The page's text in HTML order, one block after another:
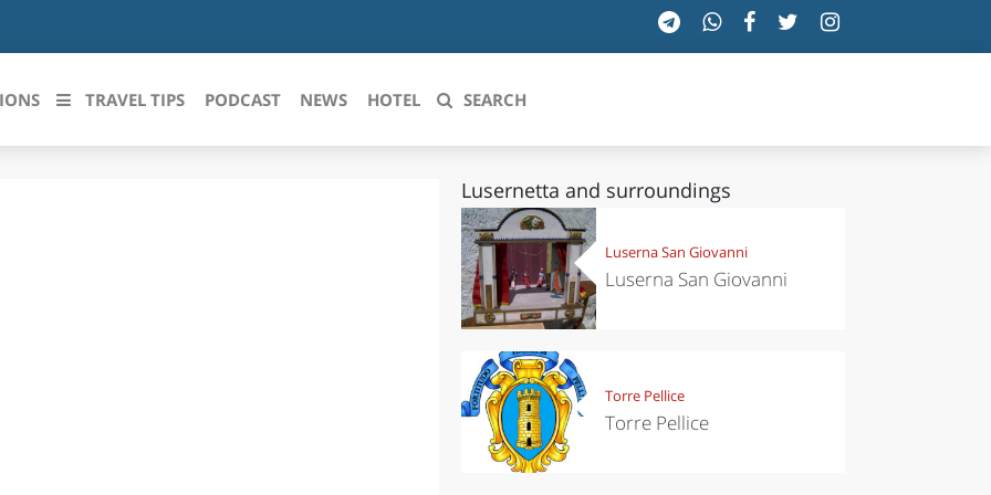
SICILIA
TOSCANA
TRENTINO-ALTO ADIGE
UMBRIA
VALLE D'AOSTA
TRAVEL TIPS PODCAST NEWS HOTEL SEARCH
Lusernetta and surroundings
Luserna San Giovanni
Luserna San Giovanni
Torre Pellice
Torre Pellice